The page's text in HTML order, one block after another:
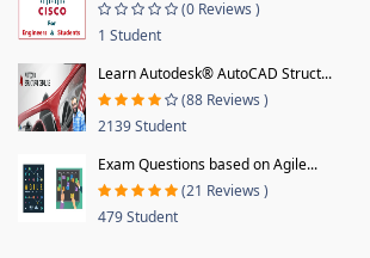
(0 Reviews )
1 Student
Learn Autodesk® AutoCAD Struct...
(88 Reviews )
2139 Student
Exam Questions based on Agile...
(21 Reviews )
479 Student